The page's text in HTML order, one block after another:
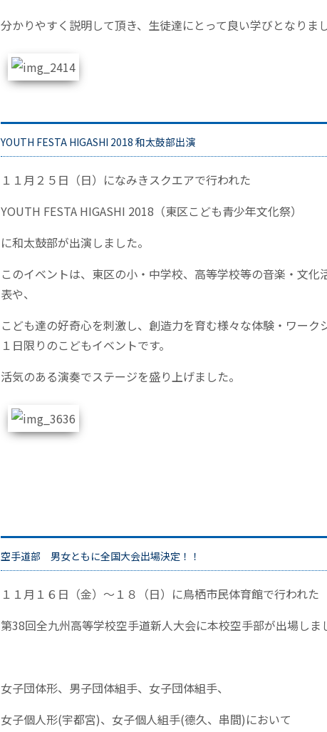
分かりやすく説明して頂き、生徒達にとって良い学びとなりまし
YOUTH FESTA HIGASHI 2018 和太鼓部出演
１１月２５日（日）になみきスクエアで行われた
YOUTH FESTA HIGASHI 2018（東区こども青少年文化祭）
に和太鼓部が出演しました。
このイベントは、東区の小・中学校、高等学校等の音楽・文化
表や、
こども達の好奇心を刺激し、創造力を育む様々な体験・ワーク
１日限りのこどもイベントです。
活気のある演奏でステージを盛り上げました。
空手道部 男女ともに全国大会出場決定！！
１１月１６日（金）～１８（日）に鳥栖市民体育館で行われた
第38回全九州高等学校空手道新人大会に本校空手部が出場しま
女子団体形、男子団体組手、女子団体組手、
女子個人形(宇都宮)、女子個人組手(德久、串間)において